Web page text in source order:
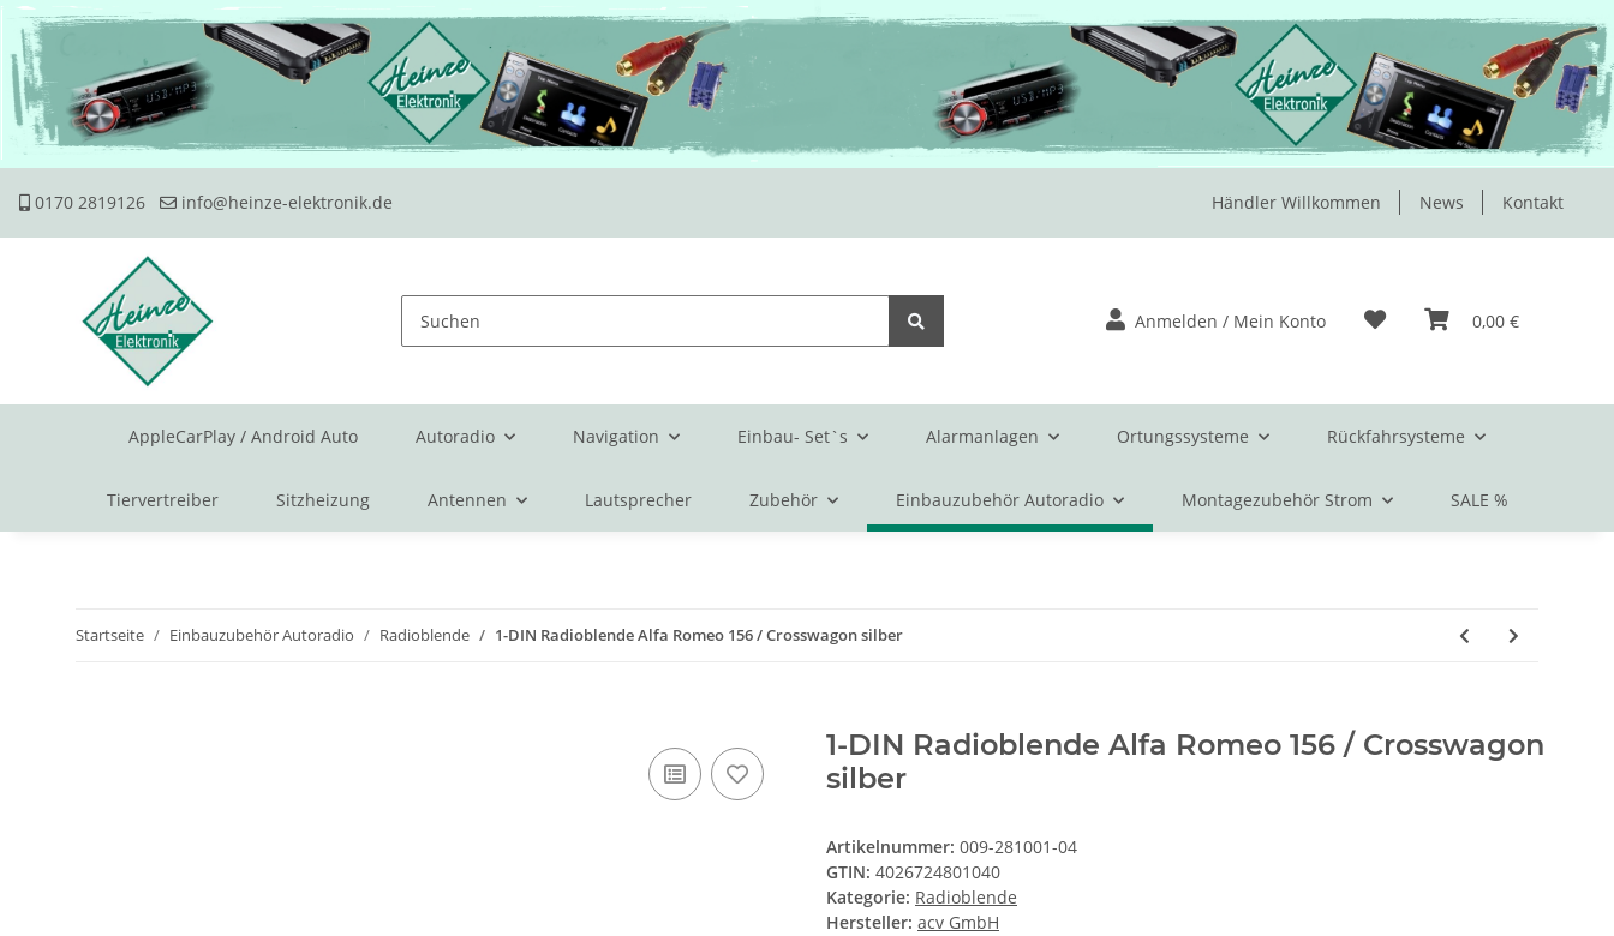
0170 2819126 info@heinze-elektronik.de Händler Willkommen News Kontakt
Anmelden / Mein Konto 0,00 €
AppleCarPlay / Android Auto Autoradio Navigation Einbau- Set`s Alarmanlagen Ortungssysteme Rückfahrsysteme
Tiervertreiber Sitzheizung Antennen Lautsprecher Zubehör Einbauzubehör Autoradio Montagezubehör Strom SALE %
Startseite Einbauzubehör Autoradio Radioblende 1-DIN Radioblende Alfa Romeo 156 / Crosswagon silber
1-DIN Radioblende Alfa Romeo 156 / Crosswagon
silber
Artikelnummer: 009-281001-04
GTIN: 4026724801040
Kategorie: Radioblende
Hersteller: acv GmbH